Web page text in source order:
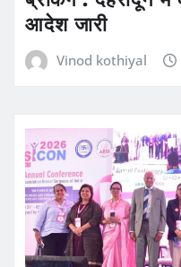
आदेश जारी
Vinod kothiyal